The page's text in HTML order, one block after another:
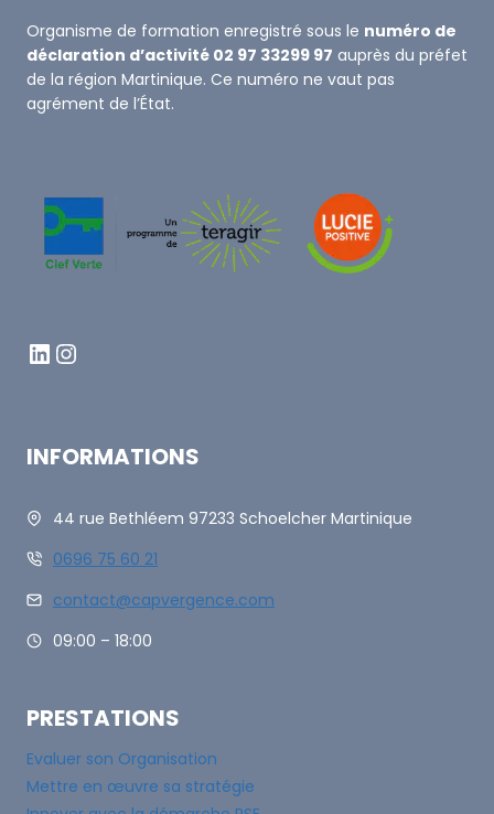
Organisme de formation enregistré sous le numéro de
déclaration d’activité 02 97 33299 97 auprès du préfet
de la région Martinique. Ce numéro ne vaut pas
agrément de l’État.
LinkedIn
Instagram
INFORMATIONS
44 rue Bethléem 97233 Schoelcher Martinique
0696 75 60 21
contact@capvergence.com
09:00 – 18:00
PRESTATIONS
Evaluer son Organisation
Mettre en œuvre sa stratégie